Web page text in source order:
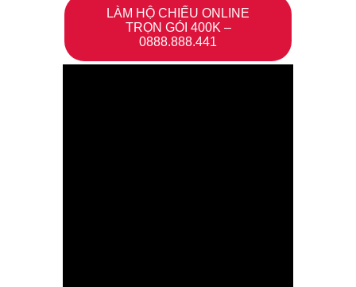
LÀM HỘ CHIẾU ONLINE
TRỌN GÓI 400K –
0888.888.441